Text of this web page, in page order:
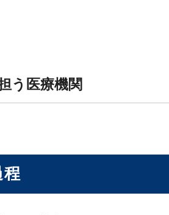
う医療機関